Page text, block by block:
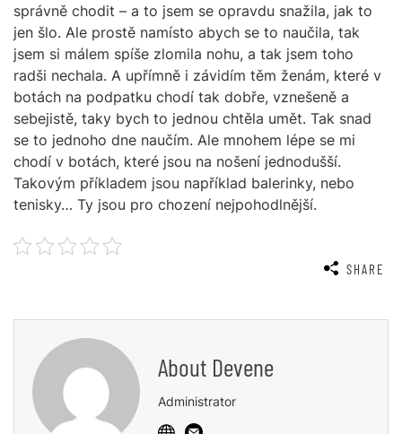
správně chodit – a to jsem se opravdu snažila, jak to
jen šlo. Ale prostě namísto abych se to naučila, tak
jsem si málem spíše zlomila nohu, a tak jsem toho
radši nechala. A upřímně i závidím těm ženám, které v
botách na podpatku chodí tak dobře, vznešeně a
sebejistě, taky bych to jednou chtěla umět. Tak snad
se to jednoho dne naučím. Ale mnohem lépe se mi
chodí v botách, které jsou na nošení jednodušší.
Takovým příkladem jsou například balerinky, nebo
tenisky… Ty jsou pro chození nejpohodlnější.
SHARE
About Devene
Administrator